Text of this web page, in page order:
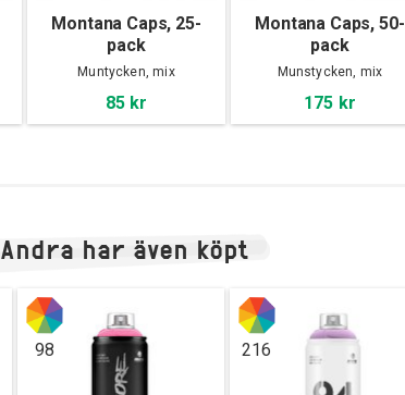
Montana Caps, 25-
pack
Muntycken, mix
85 kr
Montana Caps, 50-
pack
Munstycken, mix
175 kr
Andra har även köpt
98 216